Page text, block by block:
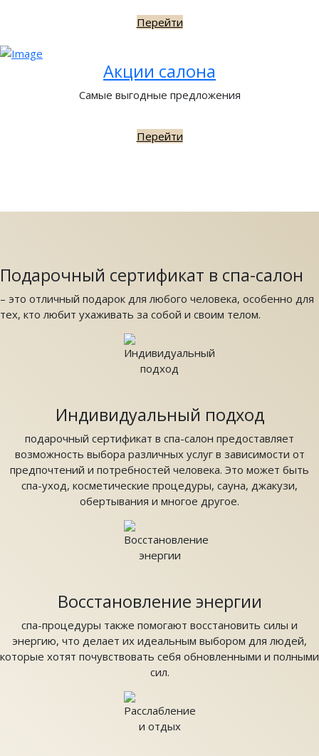
Перейти
Акции салона
Самые выгодные предложения
Перейти
Подарочный сертификат в спа-салон
– это отличный подарок для любого человека, особенно для
тех, кто любит ухаживать за собой и своим телом.
Индивидуальный подход
подарочный сертификат в спа-салон предоставляет
возможность выбора различных услуг в зависимости от
предпочтений и потребностей человека. Это может быть
спа-уход, косметические процедуры, сауна, джакузи,
обертывания и многое другое.
Восстановление энергии
спа-процедуры также помогают восстановить силы и
энергию, что делает их идеальным выбором для людей,
которые хотят почувствовать себя обновленными и полными
сил.